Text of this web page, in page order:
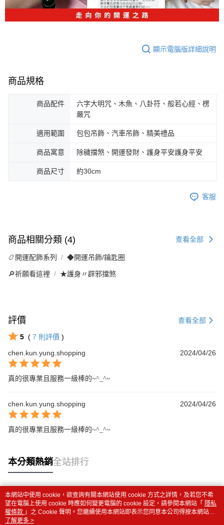
顯示電腦版詳細說明
商品規格
商品配件
六字大明咒、木魚、八卦符、般若心經、楞
嚴咒
適用範圍 包包吊飾、汽車吊飾、精美禮品
商品寓意 除穢擋煞、開運發財、護身平安護身平安
商品尺寸 約30cm
客服
商品相關分類 (4) 查看全部
📿開運配飾系列 ◆開運吊飾/鑰匙圈
🔎祈願看這裡 ★護身〃辟邪擋煞
評價 查看全部
5 ( 7 則評價 )
chen.kun.yung.shopping
2024/04/26
真的很專業且服務一級棒的~^_^~
chen.kun.yung.shopping 2024/04/26
真的很專業且服務一級棒的~^_^~
本分類熱銷全站排行
熱門標籤
本網站中使用 cookie，欲查詢有關本網站使用 cookie 方式之詳情，及若您不希
望在電腦上使用 cookie 時應如何變更電腦的 cookie 設定，請參閱本網站「 隱私
權條款 」之 Cookie 聲明。您繼續使用本網站即表示您同意本公司得按本網站使
用條款之 Cookie 聲明使用 cookie。
了解更多 >